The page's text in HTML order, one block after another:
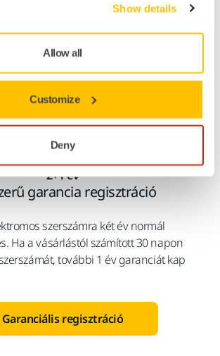
Show details
Allow all
Customize
Deny
Nyomtatás
2+1 év
garancia regisztráció
szerszámra két év normál
Ha a vásárlástól számított 30 napon
további 1 év garanciát kap
Garanciális regisztráció